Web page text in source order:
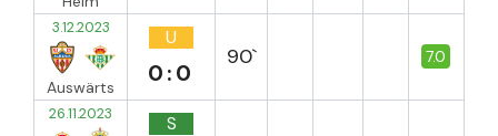
3.12.2023
Auswärts
U
0:0
90` 7.0
26.11.2023 S